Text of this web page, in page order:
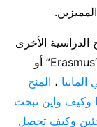
الأخرى
أو “Erasmus” أو
، المنح
وكيف واين تبحث
وكيف تحصل